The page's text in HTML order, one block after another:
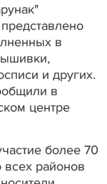
в
и других.
в
центре
более 70
всех районов